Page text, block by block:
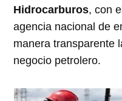
Hidrocarburos, con
agencia nacional de
manera transparente
negocio petrolero.